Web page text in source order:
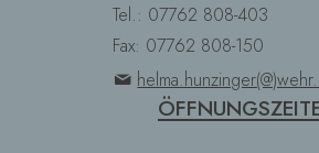
Tel.: 07762 808-403
Fax: 07762 808-150